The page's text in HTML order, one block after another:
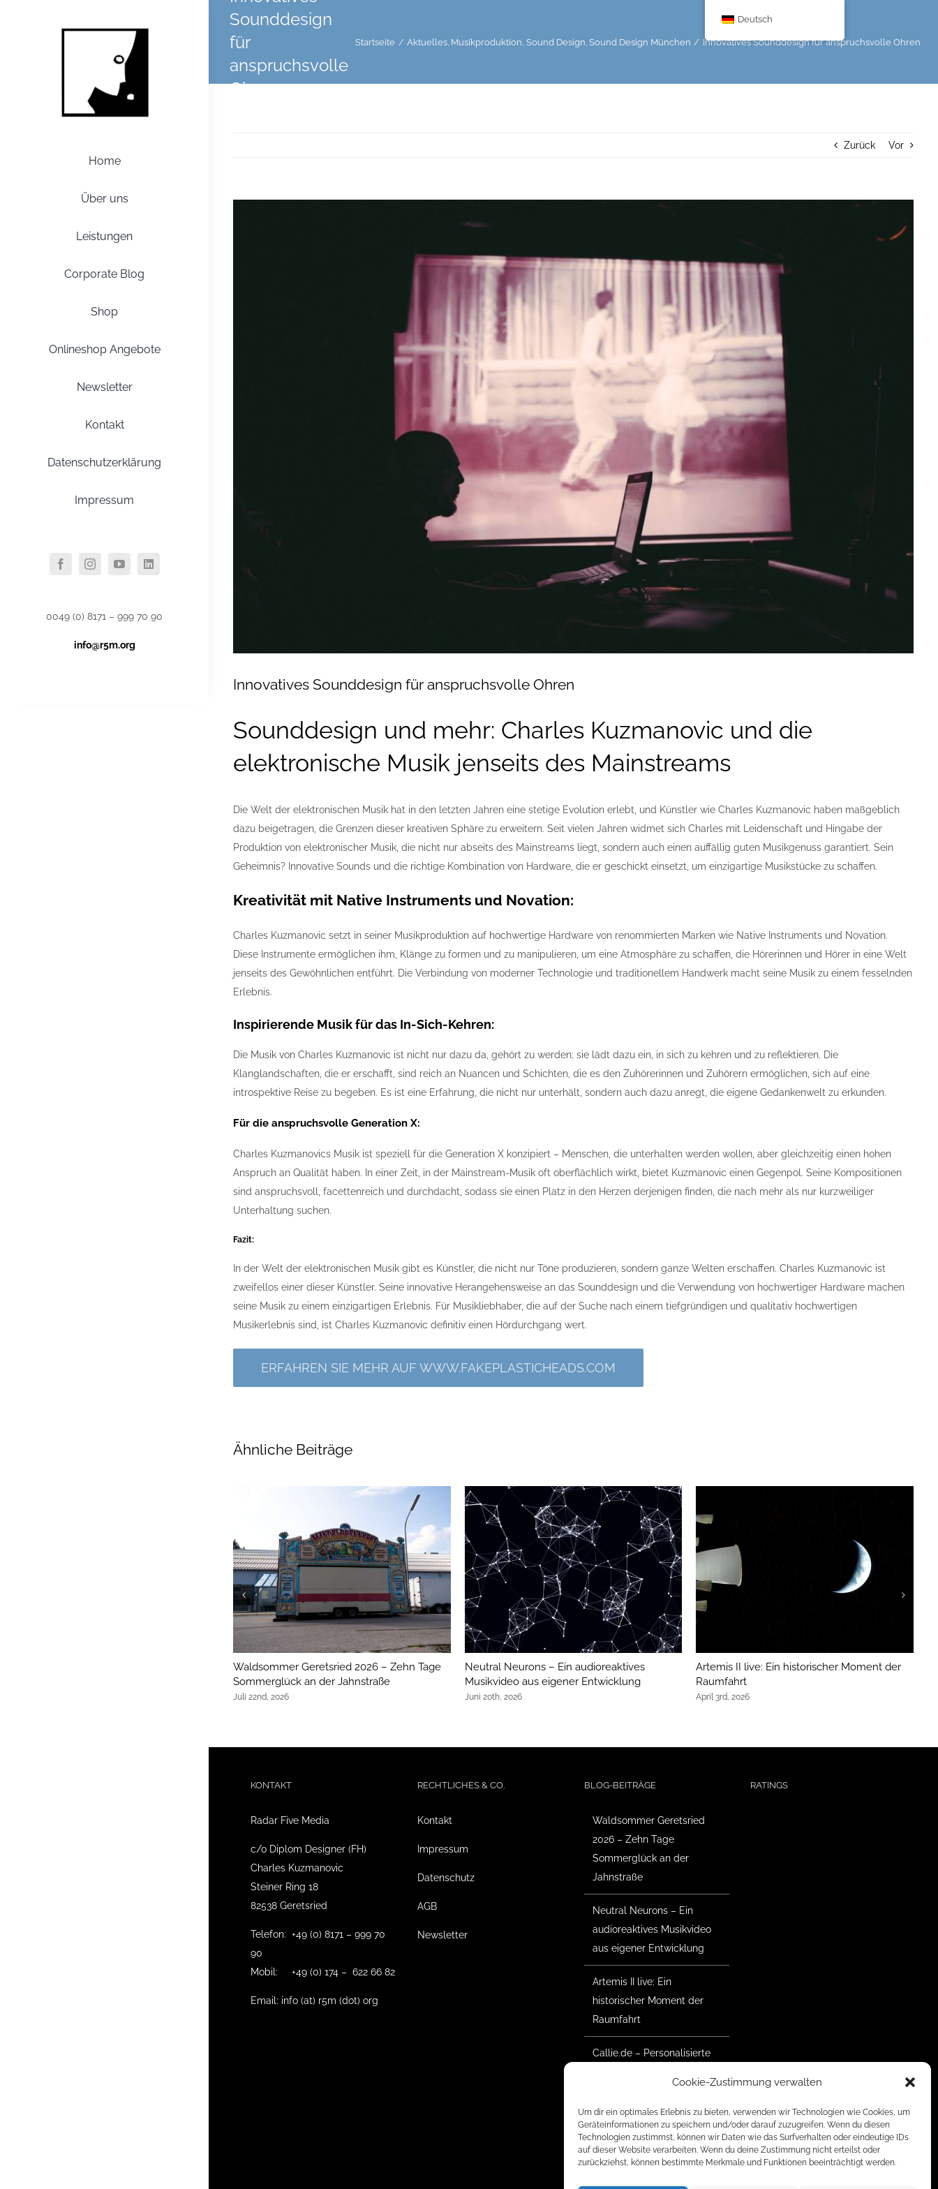
Cookie-Zustimmung verwalten
Um dir ein optimales Erlebnis zu bieten, verwenden wir Technologien wie Cookies, um
Geräteinformationen zu speichern und/oder darauf zuzugreifen. Wenn du diesen
Technologien zustimmst, können wir Daten wie das Surfverhalten oder eindeutige IDs
auf dieser Website verarbeiten. Wenn du deine Zustimmung nicht erteilst oder
zurückziehst, können bestimmte Merkmale und Funktionen beeinträchtigt werden.
Home
Über uns
Leistungen
Corporate Blog
Shop
Onlineshop Angebote
Newsletter
Kontakt
Datenschutzerklärung
Impressum
0049 (0) 8171 – 999 70 90
info@r5m.org
Sounddesign
für
anspruchsvolle
Ohren
Startseite Aktuelles Musikproduktion Sound Design Sound Design München Innovatives Sounddesign für anspruchsvolle Ohren
Zurück Vor
Innovatives Sounddesign für anspruchsvolle Ohren
Sounddesign und mehr: Charles Kuzmanovic und die
elektronische Musik jenseits des Mainstreams
Die Welt der elektronischen Musik hat in den letzten Jahren eine stetige Evolution erlebt, und Künstler wie Charles Kuzmanovic haben maßgeblich
dazu beigetragen, die Grenzen dieser kreativen Sphäre zu erweitern. Seit vielen Jahren widmet sich Charles mit Leidenschaft und Hingabe der
Produktion von elektronischer Musik, die nicht nur abseits des Mainstreams liegt, sondern auch einen auffällig guten Musikgenuss garantiert. Sein
Geheimnis? Innovative Sounds und die richtige Kombination von Hardware, die er geschickt einsetzt, um einzigartige Musikstücke zu schaffen.
Kreativität mit Native Instruments und Novation:
Charles Kuzmanovic setzt in seiner Musikproduktion auf hochwertige Hardware von renommierten Marken wie Native Instruments und Novation.
Diese Instrumente ermöglichen ihm, Klänge zu formen und zu manipulieren, um eine Atmosphäre zu schaffen, die Hörerinnen und Hörer in eine Welt
jenseits des Gewöhnlichen entführt. Die Verbindung von moderner Technologie und traditionellem Handwerk macht seine Musik zu einem fesselnden
Erlebnis.
Inspirierende Musik für das In-Sich-Kehren:
Die Musik von Charles Kuzmanovic ist nicht nur dazu da, gehört zu werden; sie lädt dazu ein, in sich zu kehren und zu reflektieren. Die
Klanglandschaften, die er erschafft, sind reich an Nuancen und Schichten, die es den Zuhörerinnen und Zuhörern ermöglichen, sich auf eine
introspektive Reise zu begeben. Es ist eine Erfahrung, die nicht nur unterhält, sondern auch dazu anregt, die eigene Gedankenwelt zu erkunden.
Für die anspruchsvolle Generation X:
Charles Kuzmanovics Musik ist speziell für die Generation X konzipiert – Menschen, die unterhalten werden wollen, aber gleichzeitig einen hohen
Anspruch an Qualität haben. In einer Zeit, in der Mainstream-Musik oft oberflächlich wirkt, bietet Kuzmanovic einen Gegenpol. Seine Kompositionen
sind anspruchsvoll, facettenreich und durchdacht, sodass sie einen Platz in den Herzen derjenigen finden, die nach mehr als nur kurzweiliger
Unterhaltung suchen.
Fazit:
In der Welt der elektronischen Musik gibt es Künstler, die nicht nur Töne produzieren, sondern ganze Welten erschaffen. Charles Kuzmanovic ist
zweifellos einer dieser Künstler. Seine innovative Herangehensweise an das Sounddesign und die Verwendung von hochwertiger Hardware machen
seine Musik zu einem einzigartigen Erlebnis. Für Musikliebhaber, die auf der Suche nach einem tiefgründigen und qualitativ hochwertigen
Musikerlebnis sind, ist Charles Kuzmanovic definitiv einen Hördurchgang wert.
ERFAHREN SIE MEHR AUF WWW.FAKEPLASTICHEADS.COM
Ähnliche Beiträge
Waldsommer Geretsried 2026 – Zehn Tage
Sommerglück an der Jahnstraße
Juli 22nd, 2026
Neutral Neurons – Ein audioreaktives
Musikvideo aus eigener Entwicklung
Juni 20th, 2026
Artemis II live: Ein historischer Moment der
Raumfahrt
April 3rd, 2026
KONTAKT
Radar Five Media
c/o Diplom Designer (FH)
Charles Kuzmanovic
Steiner Ring 18
82538 Geretsried
Telefon: +49 (0) 8171 – 999 70
90
Mobil: +49 (0) 174 – 622 66 82
Email: info (at) r5m (dot) org
RECHTLICHES & CO.
Kontakt
Impressum
Datenschutz
AGB
Newsletter
BLOG-BEITRÄGE
Waldsommer Geretsried
2026 – Zehn Tage
Sommerglück an der
Jahnstraße
Neutral Neurons – Ein
audioreaktives Musikvideo
aus eigener Entwicklung
Artemis II live: Ein
historischer Moment der
Raumfahrt
Callie.de – Personalisierte
Waldsommer Geretsried
2025 – Der Aufbau hat
begonnen
RATINGS
Deutsch